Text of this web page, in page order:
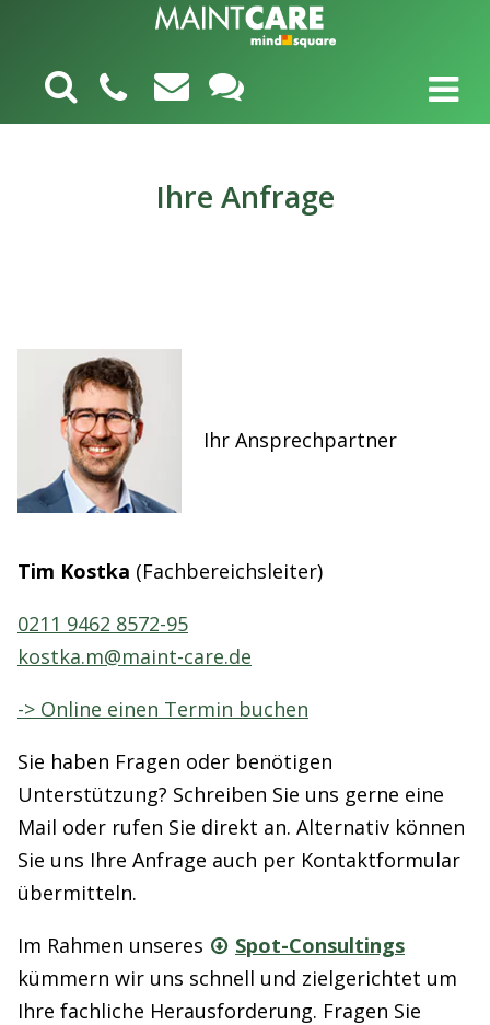
Ihre Anfrage
Ihr Ansprechpartner
Tim Kostka (Fachbereichsleiter)
0211 9462 8572-95
kostka.m@maint-care.de
-> Online einen Termin buchen
Sie haben Fragen oder benötigen
Unterstützung? Schreiben Sie uns gerne eine
Mail oder rufen Sie direkt an. Alternativ können
Sie uns Ihre Anfrage auch per Kontaktformular
übermitteln.
Im Rahmen unseres
Spot-Consultings
kümmern wir uns schnell und zielgerichtet um
Ihre fachliche Herausforderung. Fragen Sie